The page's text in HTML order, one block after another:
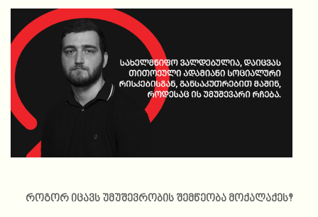
როგორ იცავს უმუშევრობის შემწეობა მოქალაქეს?